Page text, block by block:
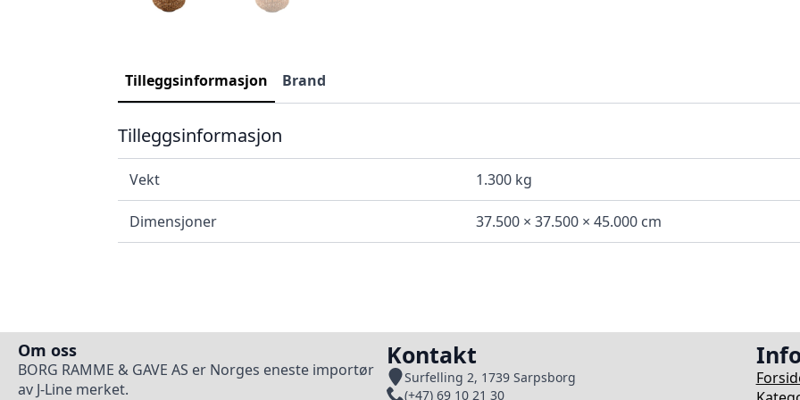
Tilleggsinformasjon Brand
Tilleggsinformasjon
Vekt 1.300 kg
Dimensjoner 37.500 × 37.500 × 45.000 cm
Om oss
BORG RAMME & GAVE AS er Norges eneste importør
av J-Line merket.
Kontakt
Surfelling 2, 1739 Sarpsborg
(+47) 69 10 21 30